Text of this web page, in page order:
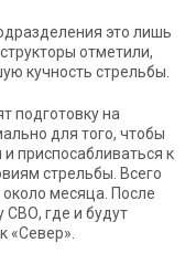
это лишь
отметили,
кучность стрельбы.
подготовку на
для того, чтобы
приспосабливаться к
стрельбы. Всего
месяца. После
СВО, где и будут
«Север».